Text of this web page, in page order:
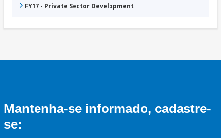
FY17 - Private Sector Development
Mantenha-se informado, cadastre-
se: